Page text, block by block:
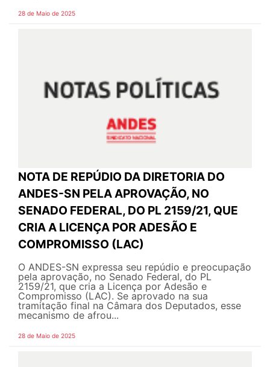
28 de Maio de 2025
NOTA DE REPÚDIO DA DIRETORIA DO
ANDES-SN PELA APROVAÇÃO, NO
SENADO FEDERAL, DO PL 2159/21, QUE
CRIA A LICENÇA POR ADESÃO E
COMPROMISSO (LAC)
O ANDES-SN expressa seu repúdio e preocupação
pela aprovação, no Senado Federal, do PL
2159/21, que cria a Licença por Adesão e
Compromisso (LAC). Se aprovado na sua
tramitação final na Câmara dos Deputados, esse
mecanismo de afrou...
28 de Maio de 2025